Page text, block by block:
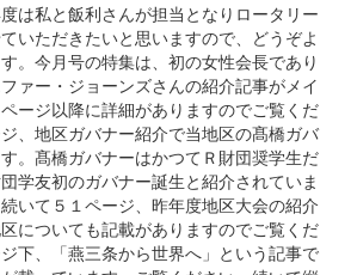
は私と飯利さんが担当となりロータリー
いただきたいと思いますので、どうぞよ
。今月号の特集は、初の女性会長であり
ァー・ジョーンズさんの紹介記事がメイ
ージ以降に詳細がありますのでご覧くだ
、地区ガバナー紹介で当地区の髙橋ガバ
。髙橋ガバナーはかつてＲ財団奨学生だ
学友初のガバナー誕生と紹介されていま
いて５１ページ、昨年度地区大会の紹介
についても記載がありますのでご覧くだ
下、「燕三条から世界へ」という記事で